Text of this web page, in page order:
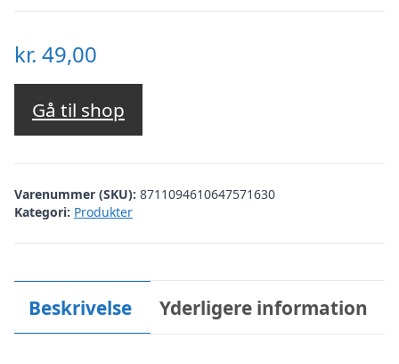
kr. 49,00
Gå til shop
Varenummer (SKU): 8711094610647571630
Kategori: Produkter
Beskrivelse Yderligere information